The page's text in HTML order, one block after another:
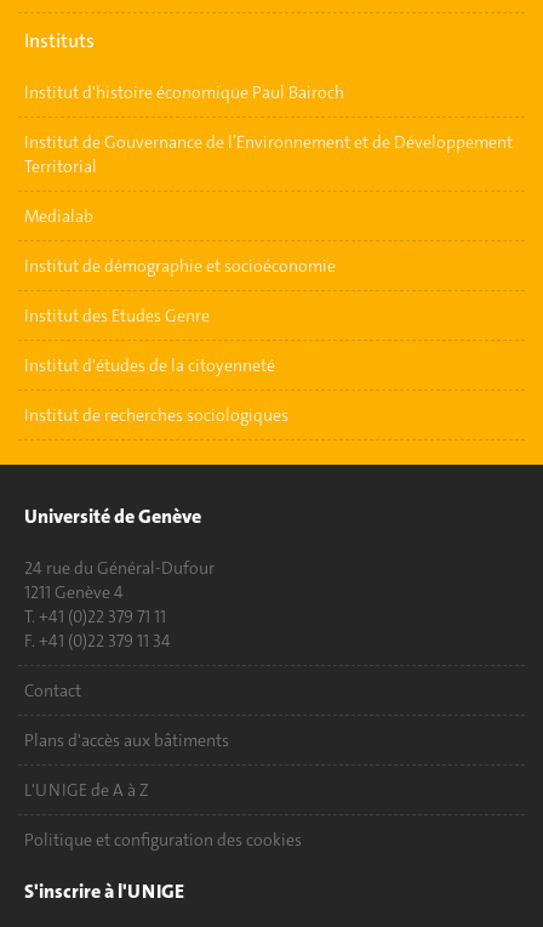
Instituts
Institut d'histoire économique Paul Bairoch
Institut de Gouvernance de l’Environnement et de Développement
Territorial
Medialab
Institut de démographie et socioéconomie
Institut des Etudes Genre
Institut d'études de la citoyenneté
Institut de recherches sociologiques
Université de Genève
24 rue du Général-Dufour
1211 Genève 4
T. +41 (0)22 379 71 11
F. +41 (0)22 379 11 34
Contact
Plans d'accès aux bâtiments
L'UNIGE de A à Z
Politique et configuration des cookies
S'inscrire à l'UNIGE